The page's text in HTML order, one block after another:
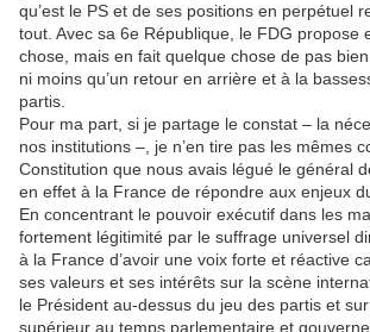
qu’est le PS et de ses positions en perpétuel
tout. Avec sa 6e République, le FDG propose
chose, mais en fait quelque chose de pas
ni moins qu’un retour en arrière et à la
partis.
Pour ma part, si je partage le constat – la
nos institutions –, je n’en tire pas les mêmes
Constitution que nous avais légué le général
en effet à la France de répondre aux enjeux
En concentrant le pouvoir exécutif dans les
fortement légitimité par le suffrage universel
à la France d’avoir une voix forte et réactive
ses valeurs et ses intérêts sur la scène
le Président au-dessus du jeu des partis et
supérieur au temps parlementaire et